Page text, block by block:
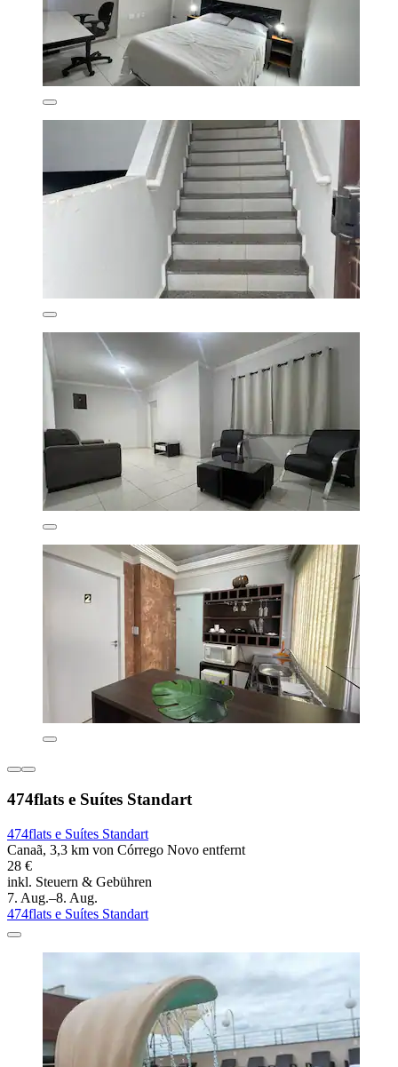
474flats e Suítes Standart
474flats e Suítes Standart
Canaã, 3,3 km von Córrego Novo entfernt
28 €
inkl. Steuern & Gebühren
7. Aug.–8. Aug.
474flats e Suítes Standart